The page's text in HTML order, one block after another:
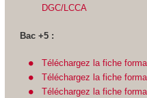
DGC/LCCA
Bac +5 :
Téléchargez la fiche
Téléchargez la fiche
Téléchargez la fiche